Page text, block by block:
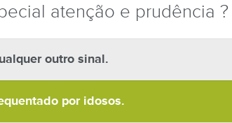
atenção e prudência ?
outro sinal.
por idosos.